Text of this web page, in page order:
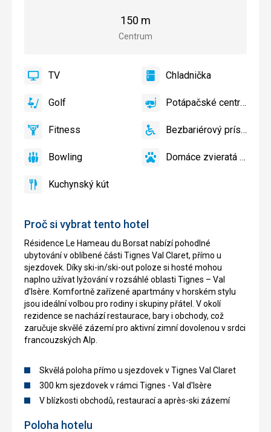
Proč si vybrat tento hotel
Résidence Le Hameau du Borsat nabízí pohodlné
ubytování v oblíbené části Tignes Val Claret, přímo u
sjezdovek. Díky ski-in/ski-out poloze si hosté mohou
naplno užívat lyžování v rozsáhlé oblasti Tignes – Val
d’Isère. Komfortně zařízené apartmány v horském stylu
jsou ideální volbou pro rodiny i skupiny přátel. V okolí
rezidence se nachází restaurace, bary i obchody, což
zaručuje skvělé zázemí pro aktivní zimní dovolenou v srdci
francouzských Alp.
Skvělá poloha přímo u sjezdovek v Tignes Val Claret
300 km sjezdovek v rámci Tignes - Val d'Isère
V blízkosti obchodů, restaurací a après-ski zázemí
Poloha hotelu
centra
Centrum
150 m
TV TV
áno Chladnička
Chladnička
áno
Golf Golf
áno
Potápačské
Potápačské centrum
áno
FitnessFitness
áno
Bezbariérový
Bezbariérový prístup
áno
BowlingBowling
áno
DomáceDomáce zvieratá
áno
Kuchynský
Kuchynský kút
áno